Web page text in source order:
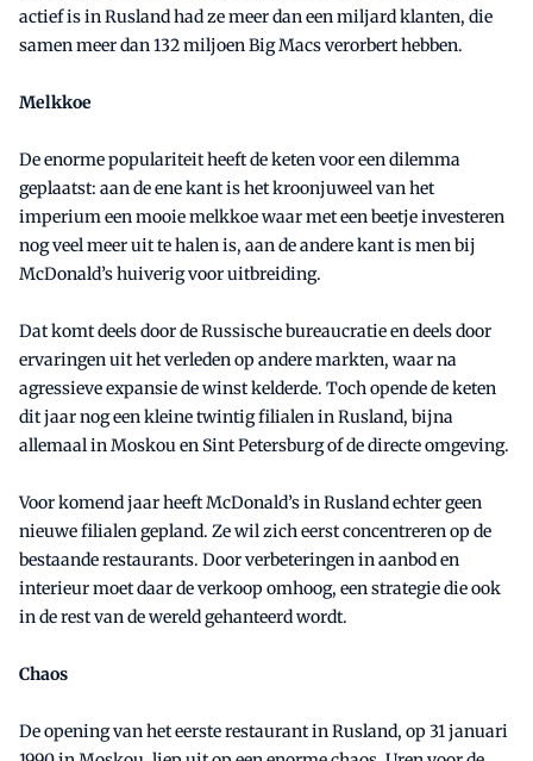
actief is in Rusland had ze meer dan een miljard klanten, die
samen meer dan 132 miljoen Big Macs verorbert hebben.
Melkkoe
De enorme populariteit heeft de keten voor een dilemma
geplaatst: aan de ene kant is het kroonjuweel van het
imperium een mooie melkkoe waar met een beetje investeren
nog veel meer uit te halen is, aan de andere kant is men bij
McDonald’s huiverig voor uitbreiding.
Dat komt deels door de Russische bureaucratie en deels door
ervaringen uit het verleden op andere markten, waar na
agressieve expansie de winst kelderde. Toch opende de keten
dit jaar nog een kleine twintig filialen in Rusland, bijna
allemaal in Moskou en Sint Petersburg of de directe omgeving.
Voor komend jaar heeft McDonald’s in Rusland echter geen
nieuwe filialen gepland. Ze wil zich eerst concentreren op de
bestaande restaurants. Door verbeteringen in aanbod en
interieur moet daar de verkoop omhoog, een strategie die ook
in de rest van de wereld gehanteerd wordt.
Chaos
De opening van het eerste restaurant in Rusland, op 31 januari